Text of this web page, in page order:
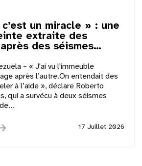
un miracle » : une
extraite des
des séismes…
– « J'ai vu l'immeuble
après l’autre.On entendait des
à l’aide », déclare Roberto
qui a survécu à deux séismes
17 Juillet 2026